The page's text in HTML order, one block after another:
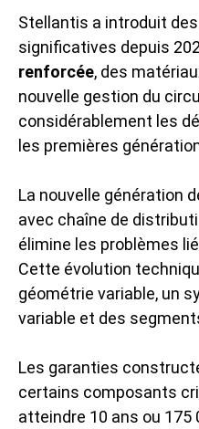
Stellantis a introduit
significatives depuis
renforcée, des
nouvelle gestion du
considérablement les
les premières
La nouvelle génération
avec chaîne de
élimine les problèmes
Cette évolution
géométrie variable, un
variable et des
Les garanties
certains composants
atteindre 10 ans ou 175